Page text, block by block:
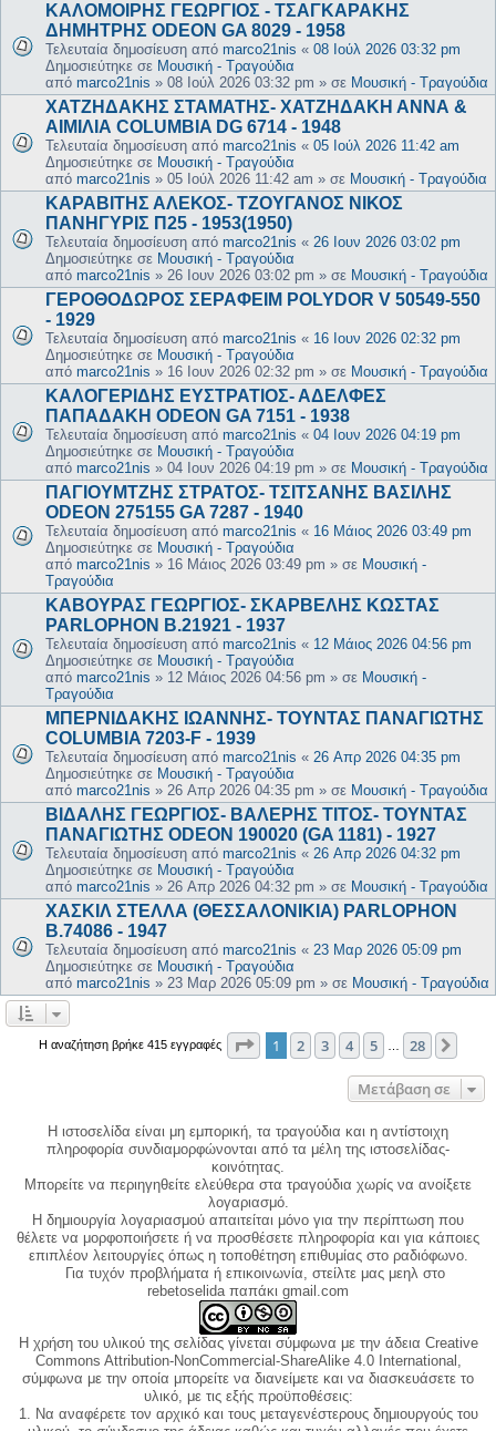
ΚΑΛΟΜΟΙΡΗΣ ΓΕΩΡΓΙΟΣ - ΤΣΑΓΚΑΡΑΚΗΣ
ΔΗΜΗΤΡΗΣ ODEON GA 8029 - 1958
Τελευταία δημοσίευση από marco21nis « 08 Ιούλ 2026 03:32 pm
Δημοσιεύτηκε σε Μουσική - Τραγούδια
από marco21nis » 08 Ιούλ 2026 03:32 pm » σε Μουσική - Τραγούδια
ΧΑΤΖΗΔΑΚΗΣ ΣΤΑΜΑΤΗΣ- ΧΑΤΖΗΔΑΚΗ ΑΝΝΑ &
ΑΙΜΙΛΙΑ COLUMBIA DG 6714 - 1948
Τελευταία δημοσίευση από marco21nis « 05 Ιούλ 2026 11:42 am
Δημοσιεύτηκε σε Μουσική - Τραγούδια
από marco21nis » 05 Ιούλ 2026 11:42 am » σε Μουσική - Τραγούδια
ΚΑΡΑΒΙΤΗΣ ΑΛΕΚΟΣ- ΤΖΟΥΓΑΝΟΣ ΝΙΚΟΣ
ΠΑΝΗΓΥΡΙΣ Π25 - 1953(1950)
Τελευταία δημοσίευση από marco21nis « 26 Ιουν 2026 03:02 pm
Δημοσιεύτηκε σε Μουσική - Τραγούδια
από marco21nis » 26 Ιουν 2026 03:02 pm » σε Μουσική - Τραγούδια
ΓΕΡΟΘΟΔΩΡΟΣ ΣΕΡΑΦΕΙΜ POLYDOR V 50549-550
- 1929
Τελευταία δημοσίευση από marco21nis « 16 Ιουν 2026 02:32 pm
Δημοσιεύτηκε σε Μουσική - Τραγούδια
από marco21nis » 16 Ιουν 2026 02:32 pm » σε Μουσική - Τραγούδια
ΚΑΛΟΓΕΡΙΔΗΣ ΕΥΣΤΡΑΤΙΟΣ- ΑΔΕΛΦΕΣ
ΠΑΠΑΔΑΚΗ ODEON GA 7151 - 1938
Τελευταία δημοσίευση από marco21nis « 04 Ιουν 2026 04:19 pm
Δημοσιεύτηκε σε Μουσική - Τραγούδια
από marco21nis » 04 Ιουν 2026 04:19 pm » σε Μουσική - Τραγούδια
ΠΑΓΙΟΥΜΤΖΗΣ ΣΤΡΑΤΟΣ- ΤΣΙΤΣΑΝΗΣ ΒΑΣΙΛΗΣ
ODEON 275155 GA 7287 - 1940
Τελευταία δημοσίευση από marco21nis « 16 Μάιος 2026 03:49 pm
Δημοσιεύτηκε σε Μουσική - Τραγούδια
από marco21nis » 16 Μάιος 2026 03:49 pm » σε Μουσική -
Τραγούδια
ΚΑΒΟΥΡΑΣ ΓΕΩΡΓΙΟΣ- ΣΚΑΡΒΕΛΗΣ ΚΩΣΤΑΣ
PARLOPHON B.21921 - 1937
Τελευταία δημοσίευση από marco21nis « 12 Μάιος 2026 04:56 pm
Δημοσιεύτηκε σε Μουσική - Τραγούδια
από marco21nis » 12 Μάιος 2026 04:56 pm » σε Μουσική -
Τραγούδια
ΜΠΕΡΝΙΔΑΚΗΣ ΙΩΑΝΝΗΣ- ΤΟΥΝΤΑΣ ΠΑΝΑΓΙΩΤΗΣ
COLUMBIA 7203-F - 1939
Τελευταία δημοσίευση από marco21nis « 26 Απρ 2026 04:35 pm
Δημοσιεύτηκε σε Μουσική - Τραγούδια
από marco21nis » 26 Απρ 2026 04:35 pm » σε Μουσική - Τραγούδια
ΒΙΔΑΛΗΣ ΓΕΩΡΓΙΟΣ- ΒΑΛΕΡΗΣ ΤΙΤΟΣ- ΤΟΥΝΤΑΣ
ΠΑΝΑΓΙΩΤΗΣ ODEON 190020 (GA 1181) - 1927
Τελευταία δημοσίευση από marco21nis « 26 Απρ 2026 04:32 pm
Δημοσιεύτηκε σε Μουσική - Τραγούδια
από marco21nis » 26 Απρ 2026 04:32 pm » σε Μουσική - Τραγούδια
ΧΑΣΚΙΛ ΣΤΕΛΛΑ (ΘΕΣΣΑΛΟΝΙΚΙΑ) PARLOPHON
B.74086 - 1947
Τελευταία δημοσίευση από marco21nis « 23 Μαρ 2026 05:09 pm
Δημοσιεύτηκε σε Μουσική - Τραγούδια
από marco21nis » 23 Μαρ 2026 05:09 pm » σε Μουσική - Τραγούδια
Η αναζήτηση βρήκε 415 εγγραφές Σελίδα από28
1 2 3 4 5 28
Μετάβαση σε
Η ιστοσελίδα είναι μη εμπορική, τα τραγούδια και η αντίστοιχη
πληροφορία συνδιαμορφώνονται από τα μέλη της ιστοσελίδας-
κοινότητας.
Μπορείτε να περιηγηθείτε ελεύθερα στα τραγούδια χωρίς να ανοίξετε
λογαριασμό.
Η δημιουργία λογαριασμού απαιτείται μόνο για την περίπτωση που
θέλετε να μορφοποιήσετε ή να προσθέσετε πληροφορία και για κάποιες
επιπλέον λειτουργίες όπως η τοποθέτηση επιθυμίας στο ραδιόφωνο.
Για τυχόν προβλήματα ή επικοινωνία, στείλτε μας μεηλ στο
rebetoselida παπάκι gmail.com
Η χρήση του υλικού της σελίδας γίνεται σύμφωνα με την άδεια Creative
Commons Attribution-NonCommercial-ShareAlike 4.0 International,
σύμφωνα με την οποία μπορείτε να διανείμετε και να διασκευάσετε το
υλικό, με τις εξής προϋποθέσεις:
1. Να αναφέρετε τον αρχικό και τους μεταγενέστερους δημιουργούς του